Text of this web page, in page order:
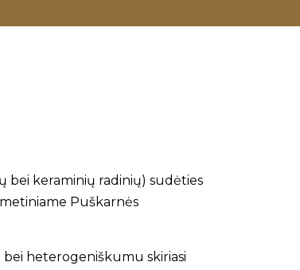
bei keraminių radinių) sudėties
Puškarnės
heterogeniškumu skiriasi